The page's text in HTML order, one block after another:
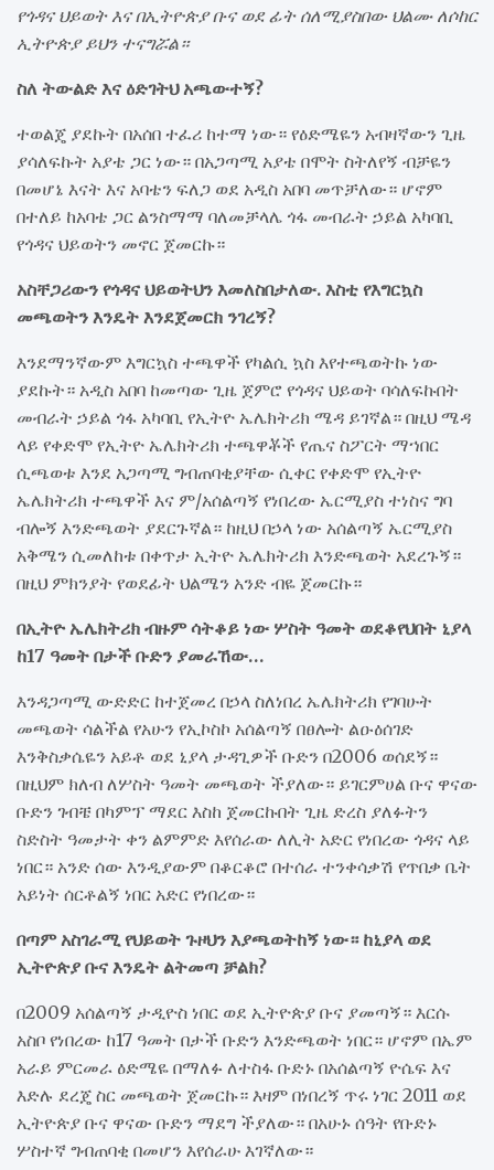
የጎዳና ህይወት እና በኢትዮጵያ ቡና ወደ ፊት ሰለሚያስበው ህልሙ ለሶከር
ኢትዮጵያ ይህን ተናግሯል።
ስለ ትውልድ እና ዕድገትህ አጫውተኝ?
ተወልጄ ያደኩት በአሰበ ተፈሪ ከተማ ነው። የዕድሜዬን አብዛኛውን ጊዜ
ያሳለፍኩት አያቴ ጋር ነው። በአጋጣሚ አያቴ በሞት ስትለየኝ ብቻዬን
በመሆኔ እናት እና አባቴን ፍለጋ ወደ አዲስ አበባ መጥቻለው። ሆኖም
በተለይ ከአባቴ ጋር ልንስማማ ባለመቻላሌ ጎፋ መብራት ኃይል አካባቢ
የጎዳና ህይወትን መኖር ጀመርኩ።
አስቸጋሪውን የጎዳና ህይወትህን እመለስበታለው. እስቲ የእግርኳስ
መጫወትን እንዴት እንደጀመርክ ንገረኝ?
እንደማንኛውም እግርኳስ ተጫዋች የካልሲ ኳስ እየተጫወትኩ ነው
ያደኩት። አዲስ አበባ ከመጣው ጊዜ ጀምሮ የጎዳና ህይወት ባሳለፍኩበት
መብራት ኃይል ጎፋ አካባቢ የኢትዮ ኤሌክትሪክ ሜዳ ይገኛል። በዚህ ሜዳ
ላይ የቀድሞ የኢትዮ ኤሌክትሪክ ተጫዋቾች የጤና ስፖርት ማኀበር
ሲጫወቱ እንደ አጋጣሚ ግብጠባቂያቸው ሲቀር የቀድሞ የኢትዮ
ኤሌክትሪክ ተጫዋች እና ም/አሰልጣኝ የነበረው ኤርሚያስ ተነስና ግባ
ብሎኝ እንድጫወት ያደርጉኛል። ከዚህ በኃላ ነው አሰልጣኝ ኤርሚያስ
አቅሜን ሲመለከቱ በቀጥታ ኢትዮ ኤሌክትሪክ እንድጫወት አደረጉኝ።
በዚህ ምክንያት የወደፊት ህልሜን አንድ ብዬ ጀመርኩ።
በኢትዮ ኤሌክትሪክ ብዙም ሳትቆይ ነው ሦስት ዓመት ወደቆየህበት ኒያላ
ከ17 ዓመት በታች ቡድን ያመራኸው…
እንዳጋጣሚ ውድድር ከተጀመረ በኃላ ስለነበረ ኤሌክትሪክ የገባሁት
መጫወት ሳልችል የአሁን የኢኮስኮ አሰልጣኝ በፀሎት ልዑዕሰገድ
እንቅስቃሴዬን አይቶ ወደ ኒያላ ታዳጊዎች ቡድን በ2006 ወሰደኝ።
በዚህም ክለብ ለሦስት ዓመት መጫወት ችያለው። ይገርምሀል ቡና ዋናው
ቡድን ገብቼ በካምፕ ማደር እስከ ጀመርኩበት ጊዜ ድረስ ያለፉትን
ስድስት ዓመታት ቀን ልምምድ እየሰራው ለሊት አድር የነበረው ጎዳና ላይ
ነበር። አንድ ሰው እንዲያውም በቆርቆሮ በተሰራ ተንቀሳቃሽ የጥበቃ ቤት
አይነት ሰርቶልኝ ነበር አድር የነበረው።
በጣም አስገራሚ የህይወት ጉዞህን እያጫወትከኝ ነው። ከኒያላ ወደ
ኢትዮጵያ ቡና እንዴት ልትመጣ ቻልክ?
በ2009 አሰልጣኝ ታዲዮስ ነበር ወደ ኢትዮጵያ ቡና ያመጣኝ። እርሱ
አስቦ የነበረው ከ17 ዓመት በታች ቡድን እንድጫወት ነበር። ሆኖም በኤም
አራይ ምርመራ ዕድሜዬ በማለፉ ለተስፋ ቡድኑ በአሰልጣኝ ዮሴፍ እና
እድሉ ደረጄ ስር መጫወት ጀመርኩ። እዛም በነበረኝ ጥሩ ነገር 2011 ወደ
ኢትዮጵያ ቡና ዋናው ቡድን ማደግ ችያለው። በአሁኑ ሰዓት የቡድኑ
ሦስተኛ ግብጠባቂ በመሆን እየሰራሁ እገኛለው።